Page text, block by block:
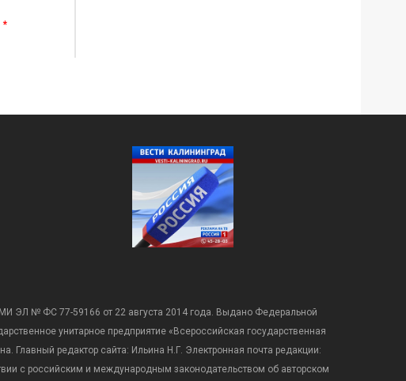
*
ЭЛ № ФС 77-59166 от 22 августа 2014 года. Выдано Федеральной
унитарное предприятие «Всероссийская государственная
Главный редактор сайта: Ильина Н.Г. Электронная почта редакции:
с российским и международным законодательством об авторском